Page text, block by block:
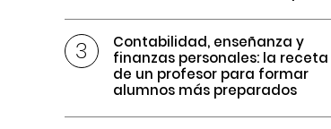
Contabilidad, enseñanza y
finanzas personales: la receta
de un profesor para formar
alumnos más preparados